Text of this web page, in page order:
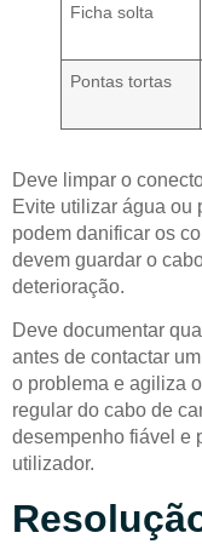
Ficha solta
Pontas tortas
Deve limpar o
Evite utilizar água ou
podem danificar os
devem guardar o
deterioração.
Deve documentar
antes de contactar
o problema e agiliza
regular do cabo de
desempenho fiável e
utilizador.